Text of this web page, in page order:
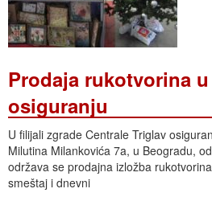
Prodaja rukotvorina
osiguranju
U filijali zgrade Centrale Triglav
Milutina Milankovića 7a, u Beogradu,
održava se prodajna izložba
smeštaj i dnevni